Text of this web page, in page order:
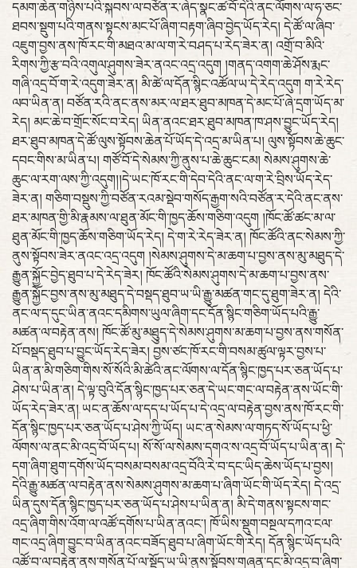
དམག་ཆེན་གཉིས་པའི་སྐབས་ལ་བཙོན་ར་ཞེད་སྣང་ཚ་བོ་དེའི་ནང་ལོགས་ལ་ཧ་ཅང་
ཐབས་སྡུག་པའི་གནས་སྟངས་མང་པོ་ཞིག་བརྟག་ཞིབ་བྱེད་ཡོད་རེད། དེ་ཚོ་ལ་ཞིབ་
འཇུག་བྱས་ནས་ཁོ་རང་གི་མཐའ་མ་ལ་ག་རེ་བཤད་པ་རེད་ཟེར་ན། འགྲོ་བ་མིའི་
རིགས་ཀྱི་རྩ་བའི་འགུལ་ཤུགས་ཟེར་ནའང་འདྲ་འདུག །གནད་འགག་ཆེ་ཤོས་རྨང་
གཞི་འདྲ་བོ་ག་རེ་འདུག་ཟེར་ན། མི་ཚེ་ལ་དོན་སྙིང་འཚོལ་ཡ་དེ་རེད་འདུག ག་རེ་རེད་
ལབ་ཡིན་ན། བཙོན་རའི་ནང་ནས་མར་ལ་ཐར་ཐུབ་མཁན་དེ་མང་པོ་ཞེ་དྲག་ཡོད་མ་
རེད། མང་ཆེ་བ་གྲོང་སོང་བ་རེད། ཡིན་ནའང་ཐར་ཐུབ་མཁན་ཁ་ཤས་བྱུང་ཡོད་རེད།
ཐར་ཐུབ་མཁན་དེ་ཚོ་ལུས་སྟོབས་ཆེན་པོ་ཡོད་དེ་འདྲ་མ་ཡིན་པ། ལུས་སྟོབས་ཆེ་ཆུང་
དབང་གིས་མ་ཡིན་པ། གཙོ་བོ་དེ་སེམས་ཀྱི་ནུས་པ་ཆེ་ཆུང་ངམ། སེམས་ཤུགས་ཆེ་
ཆུང་ལ་རག་ལས་ཀྱི་འདུག།།དེ་ཡང་ཁོ་རང་གི་དེབ་དེའི་ནང་ལ་ག་རེ་བྲིས་ཡོད་རེད་
ཟེར་ན། གཅིག་བསྡུས་ཀྱི་བཙོན་རའམ་སྡེབ་གསོད་རྒྱག་སའི་བཙོན་ར་དེའི་ནང་ནས་
ཐར་མཁན་གྱི་མི་རྣམས་ལ་ཐུན་མོང་གི་ཁྱད་ཆོས་གཅིག་འདུག །ཁོང་ཚོ་ཚང་མ་ལ་
ཐུན་མོང་གི་ཁྱད་ཆོས་གཅིག་ཡོད་རེད། དེ་ག་རེ་རེད་ཟེར་ན། ཁོང་ཚོའི་ནང་སེམས་ཀྱི་
ནུས་སྟོབས་ཟེར་ནའང་འདྲ་འདུག །སེམས་ཤུགས་དེ་མ་ཆག་པ་བྱས་ནས་མུ་མཐུད་དེ་
རྒྱུན་སྐྱོང་བྱེད་ཐུབ་པ་དེ་རེད་ཟེར། ཁོང་ཚོའི་སེམས་ཤུགས་དེ་མ་ཆག་པ་བྱས་ནས་
རྒྱུན་སྐྱོང་བྱས་ནས་མུ་མཐུད་དེ་བསྡད་ཐུབ་ཡ་ཡི་རྒྱུ་མཚན་གང་དུ་ཐུག་ཟེར་ན། དེའི་
ནང་ལ་ད་དུང་ཡིན་ནའང་དམིགས་ཡུལ་ཞིག་དང་དོན་སྙིང་གཅིག་ཡོད་པའི་རྒྱུ་
མཚན་ལ་བརྟེན་ནས། ཁོང་ཚོ་མུ་མཐུུད་དེ་སེམས་ཤུགས་མ་ཆག་པ་བྱས་ནས་གསོན་
པོ་བསྡད་ཐུབ་པ་བྱུང་ཡོད་རེད་ཟེར། བྱས་ཙང་ཁོ་རང་གི་བསམ་ཚུལ་ལྟར་བྱས་པ་
ཡིན་ན་མི་གཅིག་གིས་སོ་སོའི་མི་ཚེའི་ནང་ལོགས་ལ་དོན་སྙིང་ཁྱད་པར་ཅན་ཡོད་པ་
ཤེས་པ་ཡིན་ན། དེ་ལྟ་བུའི་དོན་སྙིང་ཁྱད་པར་ཅན་དེ་ཡང་གང་ལ་བརྟེན་ནས་ཡོང་གི་
ཡོད་རེད་ཟེར་ན། ཡང་ན་ཆོས་ལ་དད་པ་ཡོད་པ་དེ་འདྲ་ལ་བརྟེན་བྱས་ནས་ཁོ་རང་གི་
དོན་སྙིང་ཁྱད་པར་ཅན་ཡོད་པ་ཤེས་ཀྱི་ཡོད། ཡང་ན་སེམས་ལ་གཏད་སོ་ཡོད་པ་ཕྱི་
ལོགས་ལ་ནང་མི་འདྲ་བོ་ཡོད་པ། སོ་སོ་ལ་སེམས་དགའ་ས་འདྲ་བོ་ཡོད་པ་ཡིན་ན། དེ་
དག་ཞིག་ཐུག་དགོས་ཡོད་བསམ་བསམ་འདྲ་བོའི་རེ་བ་དང་ཡིད་ཆེས་ཡོད་པ་བྱས།
དེའི་རྒྱུ་མཚན་ལ་བརྟེན་ནས་སེམས་ཤུགས་མ་ཆག་པ་ཞིག་ཡོང་གི་ཡོད་རེད། དེ་འདྲ་
ཡིན་དུས་དོན་སྙིང་ཁྱད་པར་ཅན་ཡོད་པ་ཤེས་པ་ཡིན་ན། མི་དེ་གནས་སྟངས་གང་
འདྲ་ཞིག་གིས་འོག་ལ་འཚོ་དགོས་པ་ཡིན་ནའང་། ཁོ་ཡིས་སྡུག་བསྔལ་དཀའ་ངལ་
གང་འདྲ་ཞིག་བྱུང་བ་ཡིན་ནའང་བཟོད་ཐུབ་པ་ཞིག་ཡོང་གི་རེད། དོན་སྙིང་ཡོད་པའི་
འཚོ་བ་ལ་བརྟེན་ནས་གསོན་པོ་ལ་སྡོད་ཡ་ཡི་ནུས་སྟོབས་གཞན་དང་མི་འདྲ་བ་ཞིག་